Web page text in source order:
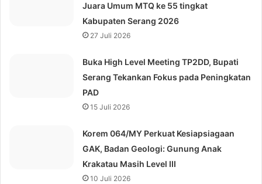
Juara Umum MTQ ke 55 tingkat
Kabupaten Serang 2026
27 Juli 2026
Buka High Level Meeting TP2DD, Bupati
Serang Tekankan Fokus pada Peningkatan
PAD
15 Juli 2026
Korem 064/MY Perkuat Kesiapsiagaan
GAK, Badan Geologi: Gunung Anak
Krakatau Masih Level III
10 Juli 2026